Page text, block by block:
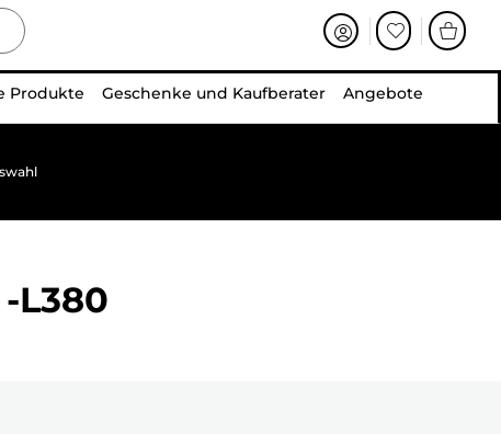
Produkte Geschenke und Kaufberater Angebote
-L380